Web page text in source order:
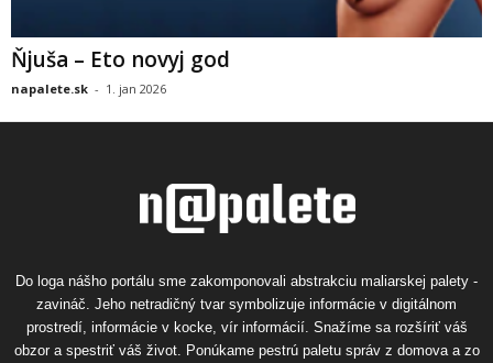
Ňjuša – Eto novyj god
napalete.sk - 1. jan 2026
Do loga nášho portálu sme zakomponovali abstrakciu maliarskej palety -
zavináč. Jeho netradičný tvar symbolizuje informácie v digitálnom
prostredí, informácie v kocke, vír informácií. Snažíme sa rozšíriť váš
obzor a spestriť váš život. Ponúkame pestrú paletu správ z domova a zo